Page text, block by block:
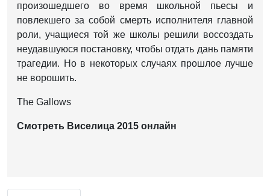
произошедшего во время школьной пьесы и
повлекшего за собой смерть исполнителя главной
роли, учащиеся той же школы решили воссоздать
неудавшуюся постановку, чтобы отдать дань памяти
трагедии. Но в некоторых случаях прошлое лучше
не ворошить.
The Gallows
Смотреть Виселица 2015 онлайн